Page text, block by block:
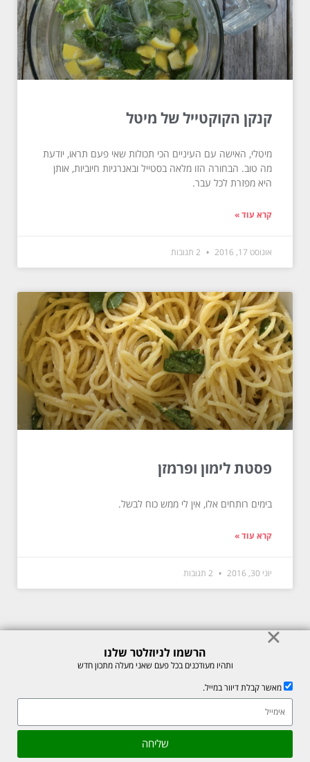
קנקן הקוקטייל של מיטל
מיטלי, האישה עם העיניים הכי תכולות שאי פעם תראו, יודעת
מה טוב. הבחורה הזו מלאה בסטייל ובאנרגיות חיוביות, אותן
היא מפזרת לכל עבר.
קרא עוד »
אוגוסט 17, 2016
פסטת לימון ופרמזן
בימים רותחים אלו, אין לי ממש כוח לבשל.
קרא עוד »
יוני 30, 2016
© כל הזכויות לתוכן באתר שמורות למיכל רוזנבך 2026. אין להעתיק או לשכפל
אתר זה מוגן על ידי reCAPTCHA של חברת Google, לצפייה ב-
Made with ❤ by box
גלילה
הרשמו לניוזלטר שלנו
ותהיו מעודכנים בכל פעם שאני מעלה מתכון חדש
מאשר קבלת דיוור במייל.
שליחה